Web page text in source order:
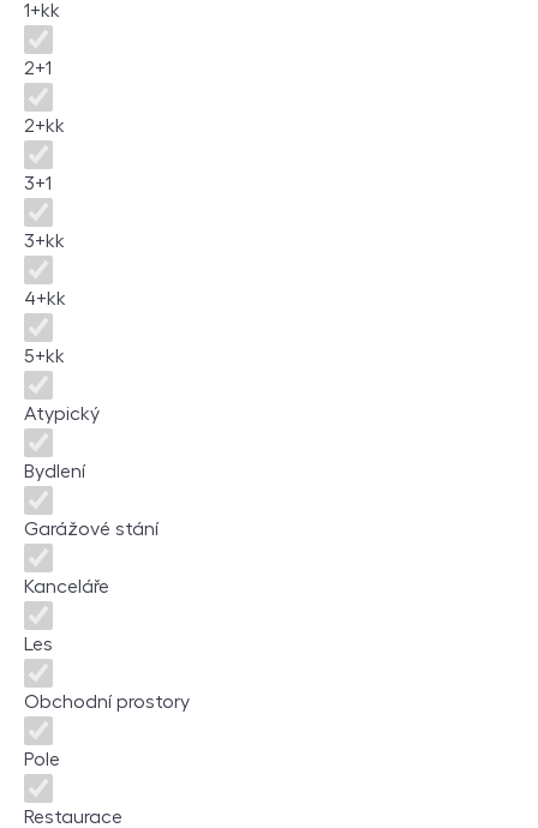
1+kk
2+1
2+kk
3+1
3+kk
4+kk
5+kk
Atypický
Bydlení
Garážové stání
Kanceláře
Les
Obchodní prostory
Pole
Restaurace